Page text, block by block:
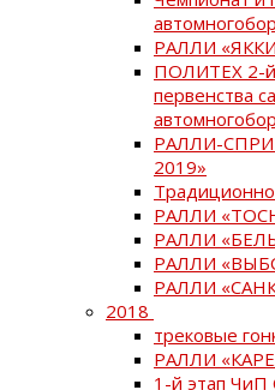
РАЛЛИ
ПОЛИТЕХ 2-й
первенства
РАЛЛИ-
2019»
РАЛЛИ
РАЛЛИ
РАЛЛИ
РАЛЛИ
2018
трековые
РАЛЛИ
1-й этап